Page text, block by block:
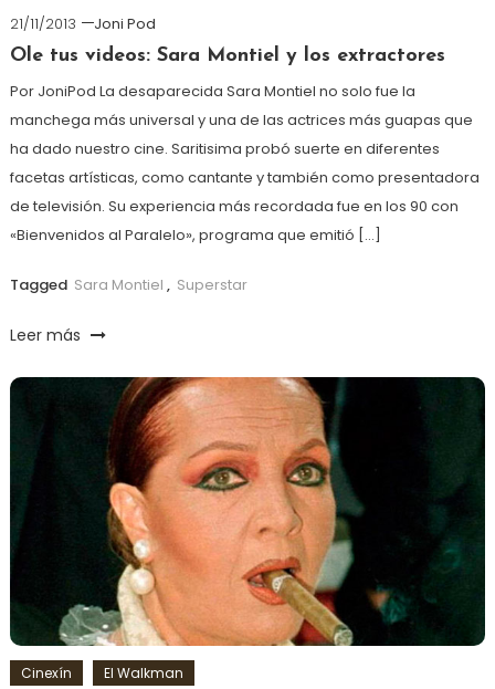
21/11/2013
Joni Pod
Ole tus videos: Sara Montiel y los extractores
Por JoniPod La desaparecida Sara Montiel no solo fue la
manchega más universal y una de las actrices más guapas que
ha dado nuestro cine. Saritisima probó suerte en diferentes
facetas artísticas, como cantante y también como presentadora
de televisión. Su experiencia más recordada fue en los 90 con
«Bienvenidos al Paralelo», programa que emitió […]
Tagged Sara Montiel , Superstar
Leer más
Cinexín El Walkman